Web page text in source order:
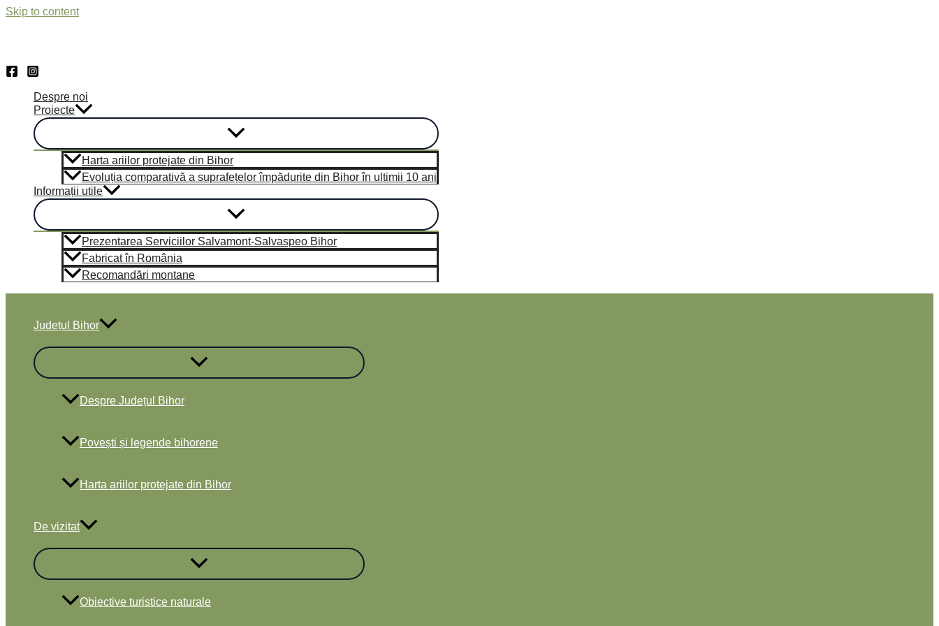
Skip to content
Despre noi
Proiecte
Harta ariilor protejate din Bihor
Evoluția comparativă a suprafețelor împădurite din Bihor în ultimii 10 ani
Informații utile
Prezentarea Serviciilor Salvamont-Salvaspeo Bihor
Fabricat în România
Recomandări montane